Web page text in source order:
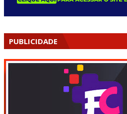
PUBLICIDADE